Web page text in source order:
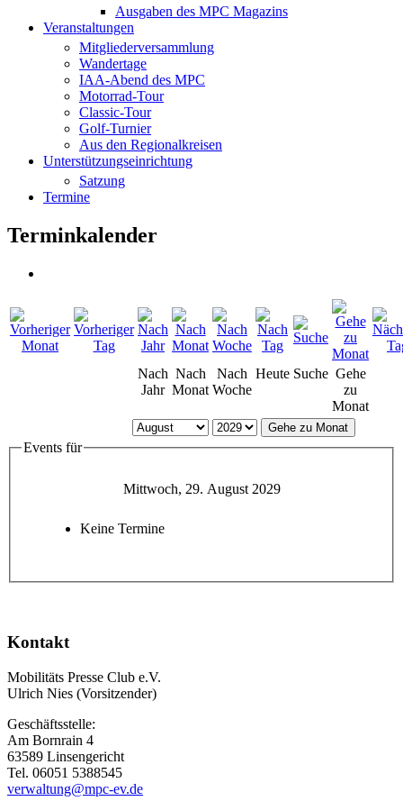
Ausgaben des MPC Magazins
Veranstaltungen
Mitgliederversammlung
Wandertage
IAA-Abend des MPC
Motorrad-Tour
Classic-Tour
Golf-Turnier
Aus den Regionalkreisen
Unterstützungseinrichtung
Satzung
Termine
Terminkalender
Nach
Jahr
Nach
Monat
Nach
Woche
Heute Suche Gehe
zu
Monat
Gehe zu Monat
Events für
Mittwoch, 29. August 2029
Keine Termine
Kontakt
Mobilitäts Presse Club e.V.
Ulrich Nies (Vorsitzender)
Geschäftsstelle:
Am Bornrain 4
63589 Linsengericht
Tel. 06051 5388545
verwaltung@mpc-ev.de